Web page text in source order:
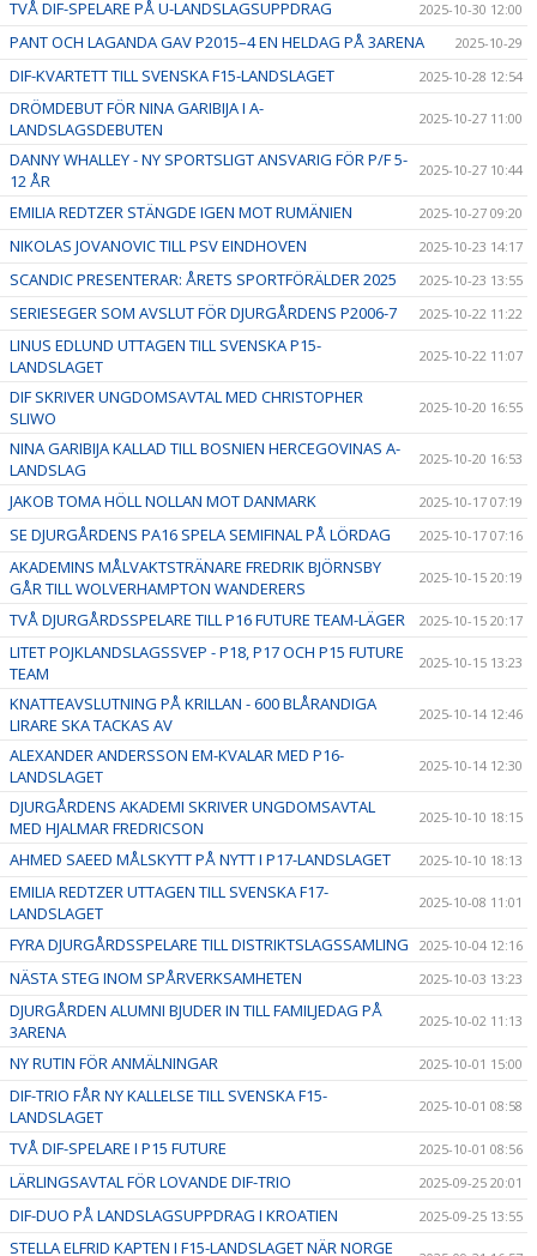
TVÅ DIF-SPELARE PÅ U-LANDSLAGSUPPDRAG 2025-10-30 12:00
PANT OCH LAGANDA GAV P2015–4 EN HELDAG PÅ 3ARENA 2025-10-29
DIF-KVARTETT TILL SVENSKA F15-LANDSLAGET 2025-10-28 12:54
DRÖMDEBUT FÖR NINA GARIBIJA I A-
LANDSLAGSDEBUTEN
2025-10-27 11:00
DANNY WHALLEY - NY SPORTSLIGT ANSVARIG FÖR P/F 5-
12 ÅR
2025-10-27 10:44
EMILIA REDTZER STÄNGDE IGEN MOT RUMÄNIEN 2025-10-27 09:20
NIKOLAS JOVANOVIC TILL PSV EINDHOVEN 2025-10-23 14:17
SCANDIC PRESENTERAR: ÅRETS SPORTFÖRÄLDER 2025 2025-10-23 13:55
SERIESEGER SOM AVSLUT FÖR DJURGÅRDENS P2006-7 2025-10-22 11:22
LINUS EDLUND UTTAGEN TILL SVENSKA P15-
LANDSLAGET
2025-10-22 11:07
DIF SKRIVER UNGDOMSAVTAL MED CHRISTOPHER
SLIWO
2025-10-20 16:55
NINA GARIBIJA KALLAD TILL BOSNIEN HERCEGOVINAS A-
LANDSLAG
2025-10-20 16:53
JAKOB TOMA HÖLL NOLLAN MOT DANMARK 2025-10-17 07:19
SE DJURGÅRDENS PA16 SPELA SEMIFINAL PÅ LÖRDAG 2025-10-17 07:16
AKADEMINS MÅLVAKTSTRÄNARE FREDRIK BJÖRNSBY
GÅR TILL WOLVERHAMPTON WANDERERS
2025-10-15 20:19
TVÅ DJURGÅRDSSPELARE TILL P16 FUTURE TEAM-LÄGER 2025-10-15 20:17
LITET POJKLANDSLAGSSVEP - P18, P17 OCH P15 FUTURE
TEAM
2025-10-15 13:23
KNATTEAVSLUTNING PÅ KRILLAN - 600 BLÅRANDIGA
LIRARE SKA TACKAS AV
2025-10-14 12:46
ALEXANDER ANDERSSON EM-KVALAR MED P16-
LANDSLAGET
2025-10-14 12:30
DJURGÅRDENS AKADEMI SKRIVER UNGDOMSAVTAL
MED HJALMAR FREDRICSON
2025-10-10 18:15
AHMED SAEED MÅLSKYTT PÅ NYTT I P17-LANDSLAGET 2025-10-10 18:13
EMILIA REDTZER UTTAGEN TILL SVENSKA F17-
LANDSLAGET
2025-10-08 11:01
FYRA DJURGÅRDSSPELARE TILL DISTRIKTSLAGSSAMLING 2025-10-04 12:16
NÄSTA STEG INOM SPÅRVERKSAMHETEN 2025-10-03 13:23
DJURGÅRDEN ALUMNI BJUDER IN TILL FAMILJEDAG PÅ
3ARENA
2025-10-02 11:13
NY RUTIN FÖR ANMÄLNINGAR 2025-10-01 15:00
DIF-TRIO FÅR NY KALLELSE TILL SVENSKA F15-
LANDSLAGET
2025-10-01 08:58
TVÅ DIF-SPELARE I P15 FUTURE 2025-10-01 08:56
LÄRLINGSAVTAL FÖR LOVANDE DIF-TRIO 2025-09-25 20:01
DIF-DUO PÅ LANDSLAGSUPPDRAG I KROATIEN 2025-09-25 13:55
STELLA ELFRID KAPTEN I F15-LANDSLAGET NÄR NORGE